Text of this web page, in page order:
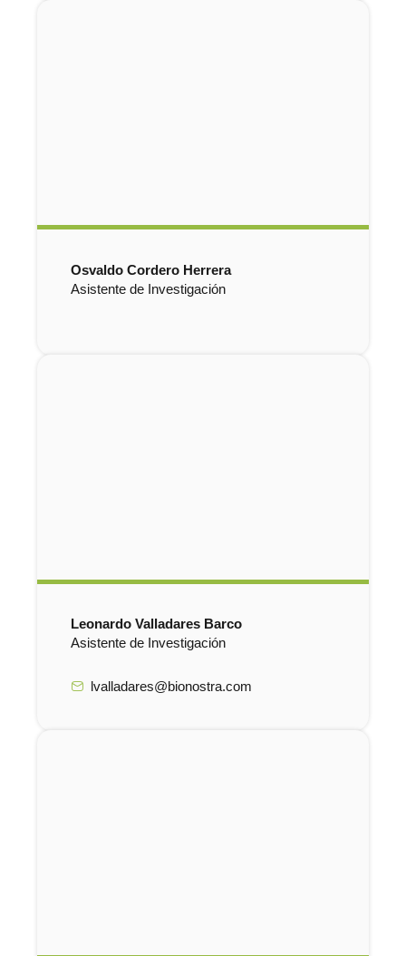
Osvaldo Cordero Herrera
Asistente de Investigación
Leonardo Valladares Barco
Asistente de Investigación
lvalladares@bionostra.com